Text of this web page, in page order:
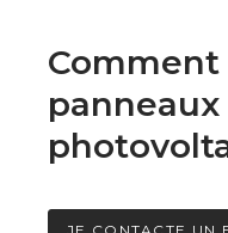
Comment
panneaux